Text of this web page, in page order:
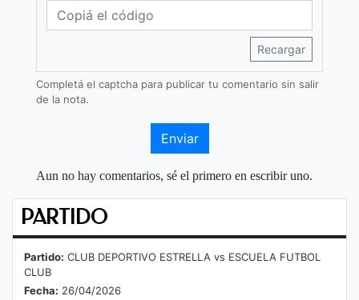
Recargar
Completá el captcha para publicar tu comentario sin salir
de la nota.
Enviar
Aun no hay comentarios, sé el primero en escribir uno.
PARTIDO
Partido: CLUB DEPORTIVO ESTRELLA vs ESCUELA FUTBOL
CLUB
Fecha: 26/04/2026